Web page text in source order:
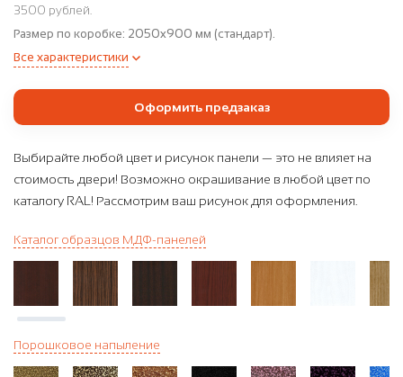
3500 рублей.
Размер по коробке: 2050x900 мм (стандарт).
Все характеристики
Оформить предзаказ
Выбирайте любой цвет и рисунок панели — это не влияет на
стоимость двери! Возможно окрашивание в любой цвет по
каталогу RAL! Рассмотрим ваш рисунок для оформления.
Каталог образцов МДФ-панелей
Порошковое напыление